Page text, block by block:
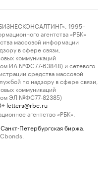
1995–
агентства «РБК»
массовой информации
в сфере связи,
коммуникаций
ИА №ФС77-63848) и сетевого
средства массовой
по надзору в сфере связи,
коммуникаций
ЭЛ №ФС77-82385)
letters@rbc.ru
агентство «РБК».
Санкт-Петербургская биржа